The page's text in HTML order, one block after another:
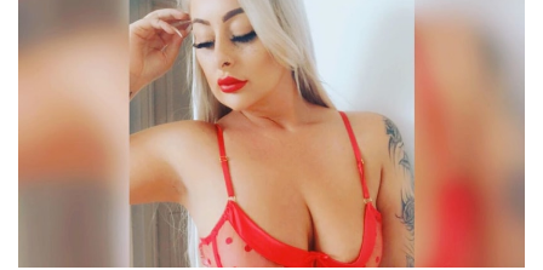
Virály
Sex a vztahy
Sledujte prima+